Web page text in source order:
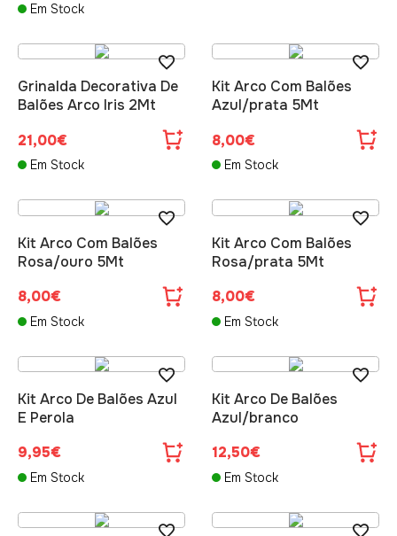
Em Stock
Grinalda Decorativa De
Balões Arco Iris 2Mt
21,00€
Em Stock
Kit Arco Com Balões
Azul/prata 5Mt
8,00€
Em Stock
Kit Arco Com Balões
Rosa/ouro 5Mt
8,00€
Em Stock
Kit Arco Com Balões
Rosa/prata 5Mt
8,00€
Em Stock
Kit Arco De Balões Azul
E Perola
9,95€
Em Stock
Kit Arco De Balões
Azul/branco
12,50€
Em Stock